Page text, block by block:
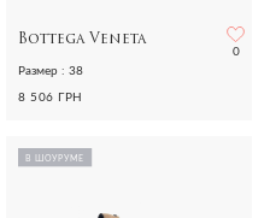
Bottega Veneta
0
Размер : 38
8 506 ГРН
В ШОУРУМЕ